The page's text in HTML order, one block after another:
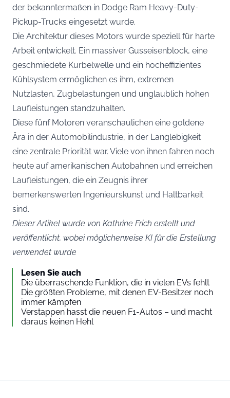
der bekanntermaßen in Dodge Ram Heavy-Duty-
Pickup-Trucks eingesetzt wurde.
Die Architektur dieses Motors wurde speziell für harte
Arbeit entwickelt. Ein massiver Gusseisenblock, eine
geschmiedete Kurbelwelle und ein hocheffizientes
Kühlsystem ermöglichen es ihm, extremen
Nutzlasten, Zugbelastungen und unglaublich hohen
Laufleistungen standzuhalten.
Diese fünf Motoren veranschaulichen eine goldene
Ära in der Automobilindustrie, in der Langlebigkeit
eine zentrale Priorität war. Viele von ihnen fahren noch
heute auf amerikanischen Autobahnen und erreichen
Laufleistungen, die ein Zeugnis ihrer
bemerkenswerten Ingenieurskunst und Haltbarkeit
sind.
Dieser Artikel wurde von Kathrine Frich erstellt und
veröffentlicht, wobei möglicherweise KI für die Erstellung
verwendet wurde
Lesen Sie auch
Die überraschende Funktion, die in vielen EVs fehlt
Die größten Probleme, mit denen EV-Besitzer noch
immer kämpfen
Verstappen hasst die neuen F1-Autos – und macht
daraus keinen Hehl